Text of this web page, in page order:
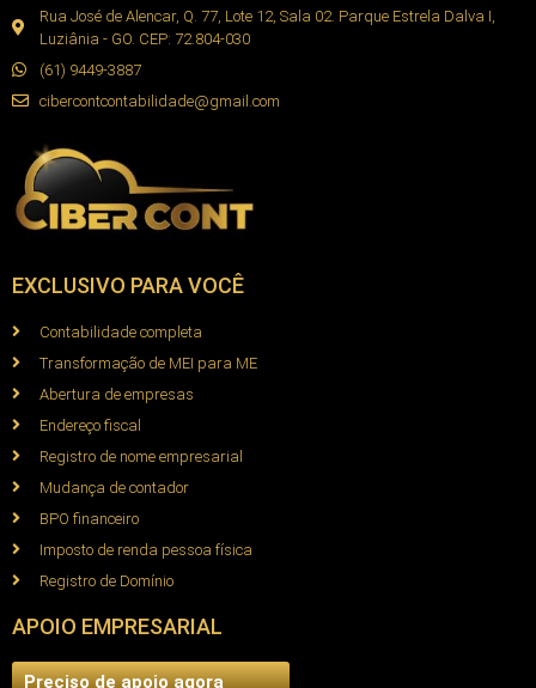
Rua José de Alencar, Q. 77, Lote 12, Sala 02. Parque Estrela Dalva I,
Luziânia - GO. CEP: 72.804-030
(61) 9449-3887
cibercontcontabilidade@gmail.com
EXCLUSIVO PARA VOCÊ
Contabilidade completa
Transformação de MEI para ME
Abertura de empresas
Endereço fiscal
Registro de nome empresarial
Mudança de contador
BPO financeiro
Imposto de renda pessoa física
Registro de Domínio
APOIO EMPRESARIAL
Preciso de apoio agora